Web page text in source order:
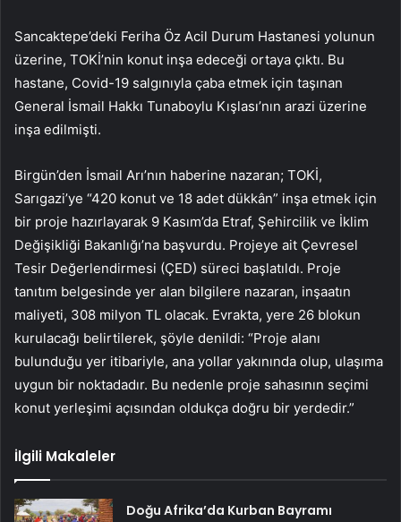
Sancaktepe’deki Feriha Öz Acil Durum Hastanesi yolunun
üzerine, TOKİ’nin konut inşa edeceği ortaya çıktı. Bu
hastane, Covid-19 salgınıyla çaba etmek için taşınan
General İsmail Hakkı Tunaboylu Kışlası’nın arazi üzerine
inşa edilmişti.
Birgün’den İsmail Arı’nın haberine nazaran; TOKİ,
Sarıgazi’ye “420 konut ve 18 adet dükkân” inşa etmek için
bir proje hazırlayarak 9 Kasım’da Etraf, Şehircilik ve İklim
Değişikliği Bakanlığı’na başvurdu. Projeye ait Çevresel
Tesir Değerlendirmesi (ÇED) süreci başlatıldı. Proje
tanıtım belgesinde yer alan bilgilere nazaran, inşaatın
maliyeti, 308 milyon TL olacak. Evrakta, yere 26 blokun
kurulacağı belirtilerek, şöyle denildi: “Proje alanı
bulunduğu yer itibariyle, ana yollar yakınında olup, ulaşıma
uygun bir noktadadır. Bu nedenle proje sahasının seçimi
konut yerleşimi açısından oldukça doğru bir yerdedir.”
İlgili Makaleler
Doğu Afrika’da Kurban Bayramı